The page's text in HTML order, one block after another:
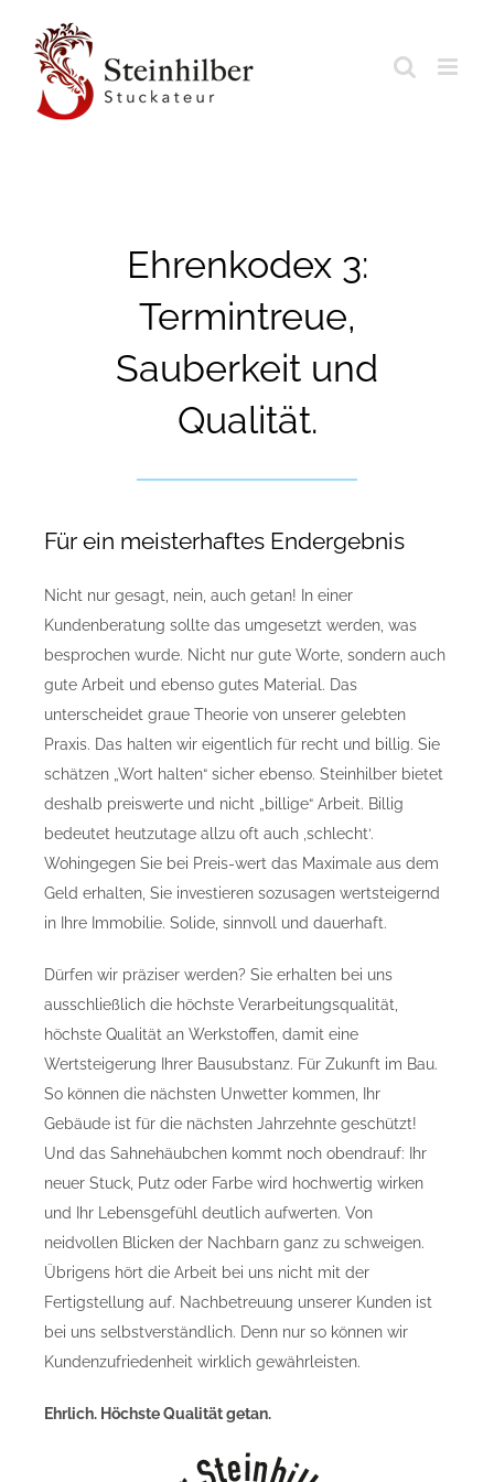
Inhalt
springen
Ehrenkodex 3:
Termintreue,
Sauberkeit und
Qualität.
Für ein meisterhaftes Endergebnis
Nicht nur gesagt, nein, auch getan! In einer
Kundenberatung sollte das umgesetzt werden, was
besprochen wurde. Nicht nur gute Worte, sondern auch
gute Arbeit und ebenso gutes Material. Das
unterscheidet graue Theorie von unserer gelebten
Praxis. Das halten wir eigentlich für recht und billig. Sie
schätzen „Wort halten“ sicher ebenso. Steinhilber bietet
deshalb preiswerte und nicht „billige“ Arbeit. Billig
bedeutet heutzutage allzu oft auch ‚schlecht‘.
Wohingegen Sie bei Preis-wert das Maximale aus dem
Geld erhalten, Sie investieren sozusagen wertsteigernd
in Ihre Immobilie. Solide, sinnvoll und dauerhaft.
Dürfen wir präziser werden? Sie erhalten bei uns
ausschließlich die höchste Verarbeitungsqualität,
höchste Qualität an Werkstoffen, damit eine
Wertsteigerung Ihrer Bausubstanz. Für Zukunft im Bau.
So können die nächsten Unwetter kommen, Ihr
Gebäude ist für die nächsten Jahrzehnte geschützt!
Und das Sahnehäubchen kommt noch obendrauf: Ihr
neuer Stuck, Putz oder Farbe wird hochwertig wirken
und Ihr Lebensgefühl deutlich aufwerten. Von
neidvollen Blicken der Nachbarn ganz zu schweigen.
Übrigens hört die Arbeit bei uns nicht mit der
Fertigstellung auf. Nachbetreuung unserer Kunden ist
bei uns selbstverständlich. Denn nur so können wir
Kundenzufriedenheit wirklich gewährleisten.
Ehrlich. Höchste Qualität getan.